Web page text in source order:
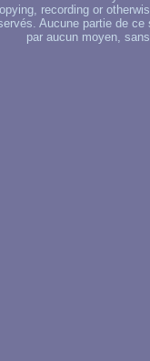
recording or
Aucune partie de
par aucun moyen,